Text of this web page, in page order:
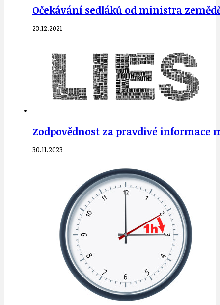
Očekávání sedláků od ministra
23.12.2021
Zodpovědnost za pravdivé informace
30.11.2023